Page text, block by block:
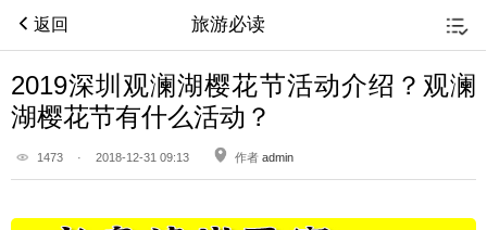
返回 旅游必读
2019深圳观澜湖樱花节活动介绍？观澜
湖樱花节有什么活动？
1473 · 2018-12-31 09:13 作者 admin